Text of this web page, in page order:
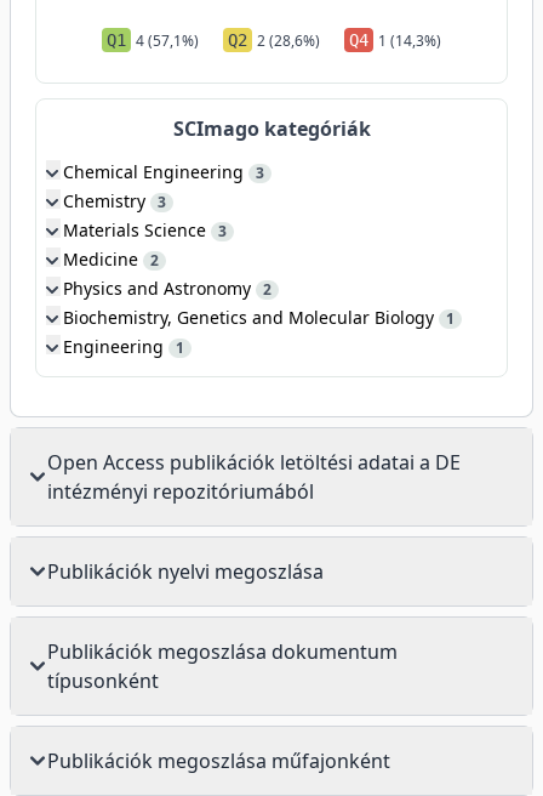
Q1 4 (57,1%) Q2 2 (28,6%) Q4 1 (14,3%)
SCImago kategóriák
Chemical Engineering 3
Chemistry 3
Materials Science 3
Medicine 2
Physics and Astronomy 2
Biochemistry, Genetics and Molecular Biology 1
Engineering 1
Open Access publikációk letöltési adatai a DE
intézményi repozitóriumából
Publikációk nyelvi megoszlása
Publikációk megoszlása dokumentum
típusonként
Publikációk megoszlása műfajonként